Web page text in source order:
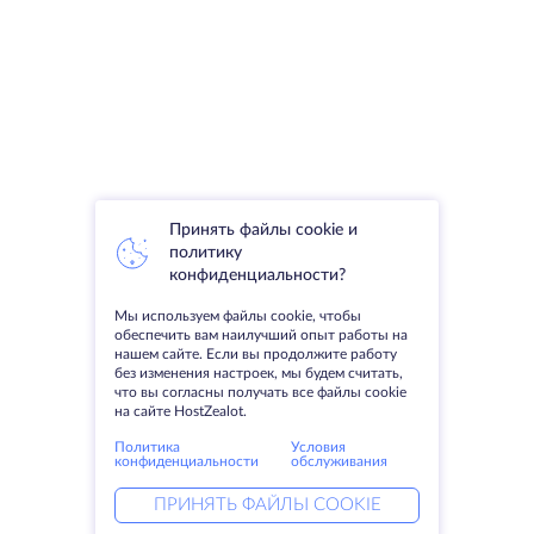
Принять файлы cookie и
политику
конфиденциальности?
Мы используем файлы cookie, чтобы
обеспечить вам наилучший опыт работы на
нашем сайте. Если вы продолжите работу
без изменения настроек, мы будем считать,
что вы согласны получать все файлы cookie
на сайте HostZealot.
Политика
конфиденциальности
Условия
обслуживания
ПРИНЯТЬ ФАЙЛЫ COOKIE